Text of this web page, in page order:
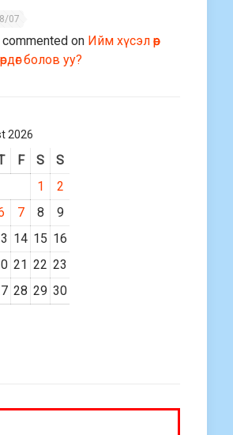
07
commented on Ийм хүсэл өөр
болов уу?
2026
F S
S
1
2
7 8
9
14 15 16
21 22 23
28 29 30